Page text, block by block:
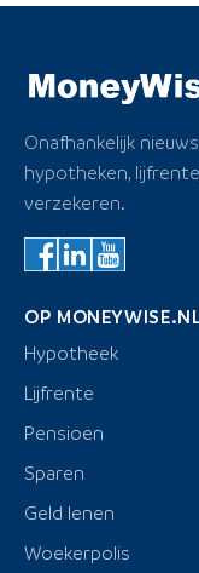
Onafhankelijk
hypotheken,
verzekeren.
OP
Hypotheek
Lijfrente
Pensioen
Sparen
Geld lenen
Woekerpolis